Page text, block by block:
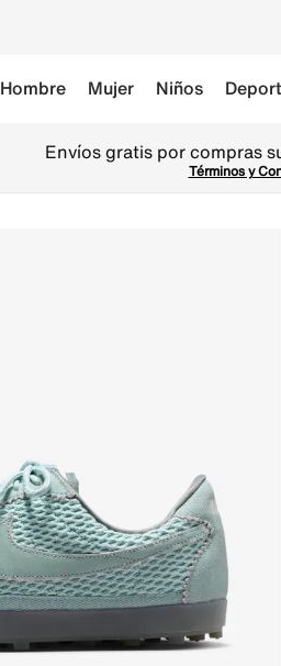
Hombre Mujer Niños
Envíos gratis por compras
Términos y